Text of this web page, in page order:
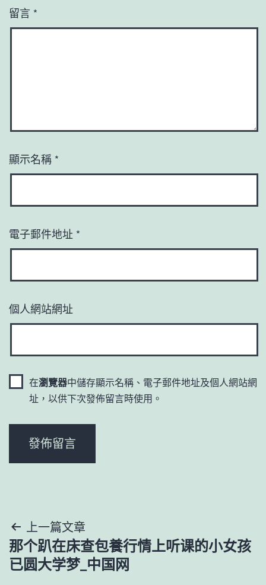
留言 *
顯示名稱 *
電子郵件地址 *
個人網站網址
在瀏覽器中儲存顯示名稱、電子郵件地址及個人網站網
址，以供下次發佈留言時使用。
文
章
上一篇文章
那个趴在床查包養行情上听课的小女孩
已圆大学梦_中国网